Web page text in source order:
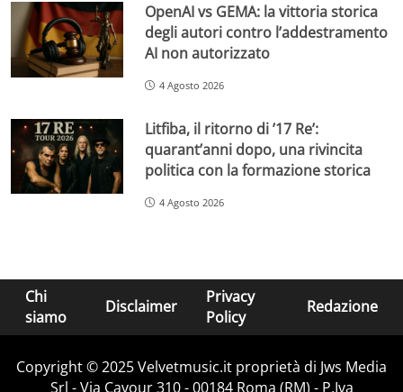
OpenAI vs GEMA: la vittoria storica
degli autori contro l’addestramento
AI non autorizzato
4 Agosto 2026
Litfiba, il ritorno di ’17 Re’:
quarant’anni dopo, una rivincita
politica con la formazione storica
4 Agosto 2026
Chi
siamo
Disclaimer
Privacy
Policy
Redazione
Copyright © 2025 Velvetmusic.it proprietà di Jws Media
Srl - Via Cavour 310 - 00184 Roma (RM) - P.Iva